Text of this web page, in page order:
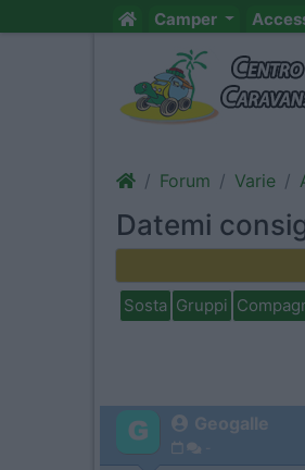
Camper
Forum Varie
Datemi
Sosta Gruppi
Geogalle